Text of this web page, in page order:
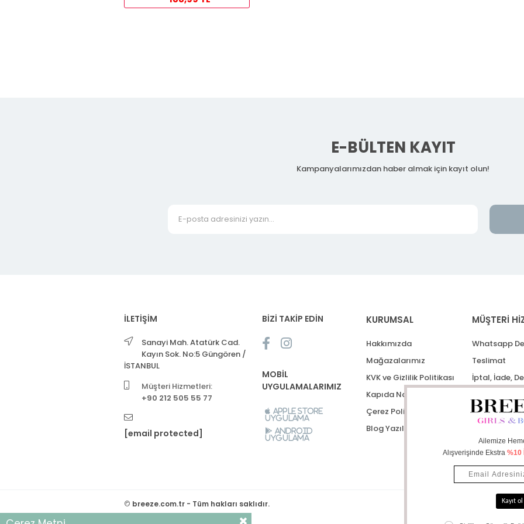
E-BÜLTEN KAYIT
Kampanyalarımızdan haber almak için kayıt olun!
İLETİŞİM
Sanayi Mah. Atatürk Cad.
Kayın Sok. No:5 Güngören /
İSTANBUL
Müşteri Hizmetleri:
+90 212 505 55 77
[email protected]
BİZİ TAKİP EDİN
MOBİL
UYGULAMALARIMIZ
Apple Store
Uygulama
Android
Uygulama
KURUMSAL
Hakkımızda
Mağazalarımız
KVK ve Gizlilik Politikası
Kapıda Nakit Ödeme
Çerez Politikası
Blog Yazıları
MÜŞTERİ
Whatsapp
Teslimat
İptal, İade,
© breeze.com.tr - Tüm hakları saklıdır.